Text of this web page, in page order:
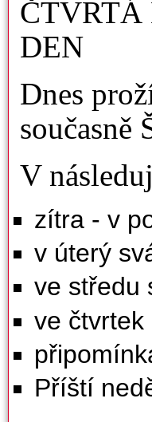
ČTVRTÁ
DEN
Dnes
současně
V
zítra - v
v úterý
ve středu
ve
Příští